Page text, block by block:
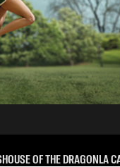
HOUSE OF THE DRAGONLA